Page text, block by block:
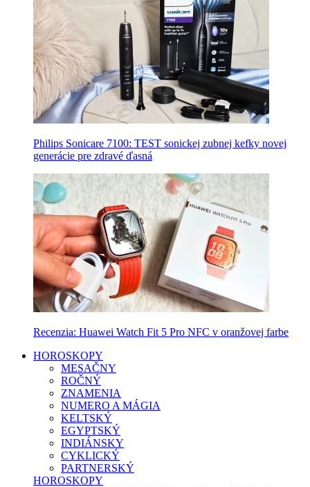
Philips Sonicare 7100: TEST sonickej zubnej kefky novej
generácie pre zdravé ďasná
Recenzia: Huawei Watch Fit 5 Pro NFC v oranžovej farbe
HOROSKOPY
MESAČNY
ROČNÝ
ZNAMENIA
NUMERO A MÁGIA
KELTSKÝ
EGYPTSKÝ
INDIÁNSKY
CYKLICKÝ
PARTNERSKÝ
HOROSKOPY